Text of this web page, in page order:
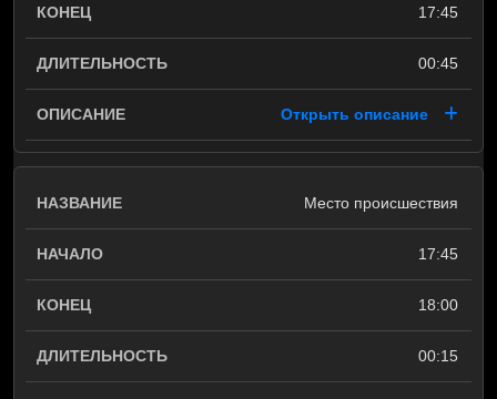
17:45
00:45
Открыть описание
Место происшествия
17:45
18:00
00:15